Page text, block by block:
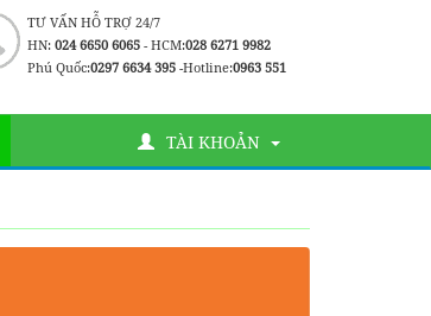
TƯ VẤN HỖ TRỢ 24/7
HN: 024 6650 6065- HCM:028 6271 9982
Phú Quốc:0297 6634 395 -Hotline:0963 551
TÀI KHOẢN